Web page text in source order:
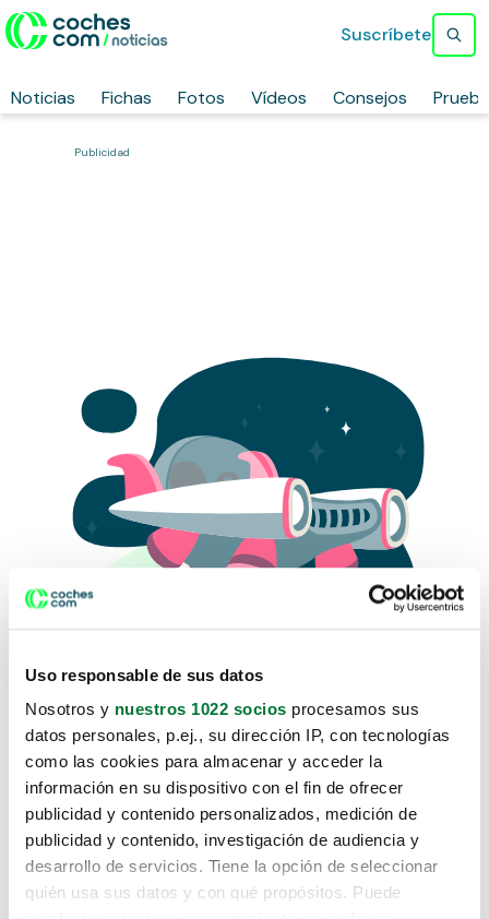
Uso responsable de sus datos
Nosotros y nuestros 1022 socios procesamos sus
datos personales, p.ej., su dirección IP, con tecnologías
como las cookies para almacenar y acceder la
información en su dispositivo con el fin de ofrecer
publicidad y contenido personalizados, medición de
publicidad y contenido, investigación de audiencia y
desarrollo de servicios. Tiene la opción de seleccionar
quién usa sus datos y con qué propósitos. Puede
Noticias Fichas Fotos Vídeos Consejos
Suscríbete
Publicidad
Lo sentimos, no sabemos como
te hemos traido hasta aquí.
Pero puedes encontrar el coche que estás
buscando en alguno de estos enlaces: